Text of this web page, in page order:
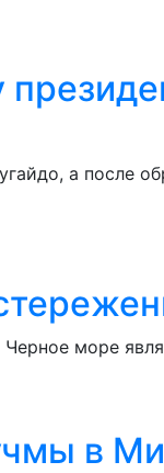
а после
море
в